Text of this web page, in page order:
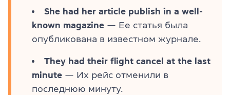
She had her article publish in a well-
known magazine — Ее статья была
опубликована в известном журнале.
They had their flight cancel at the last
minute — Их рейс отменили в
последнюю минуту.